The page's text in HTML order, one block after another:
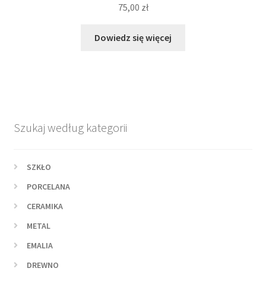
75,00 zł
Dowiedz się więcej
Szukaj według kategorii
SZKŁO
PORCELANA
CERAMIKA
METAL
EMALIA
DREWNO